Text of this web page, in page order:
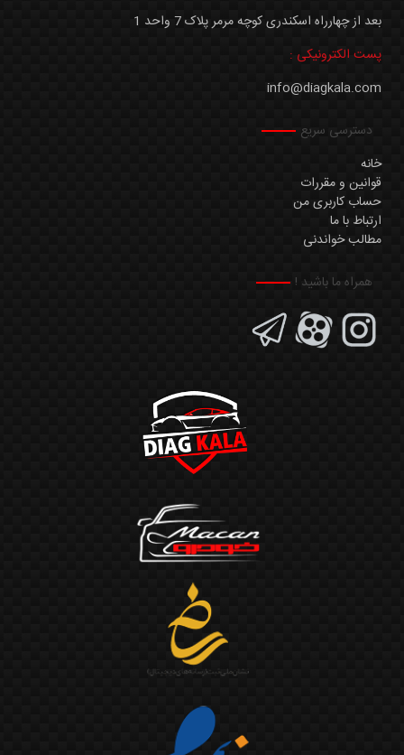
بعد از چهارراه اسکندری کوچه مرمر پلاک 7 واحد 1
پست الکترونیکی :
info@diagkala.com
دسترسی سریع
خانه
قوانین و مقررات
حساب کاربری من
ارتباط با ما
مطالب خواندنی
همراه ما باشید !